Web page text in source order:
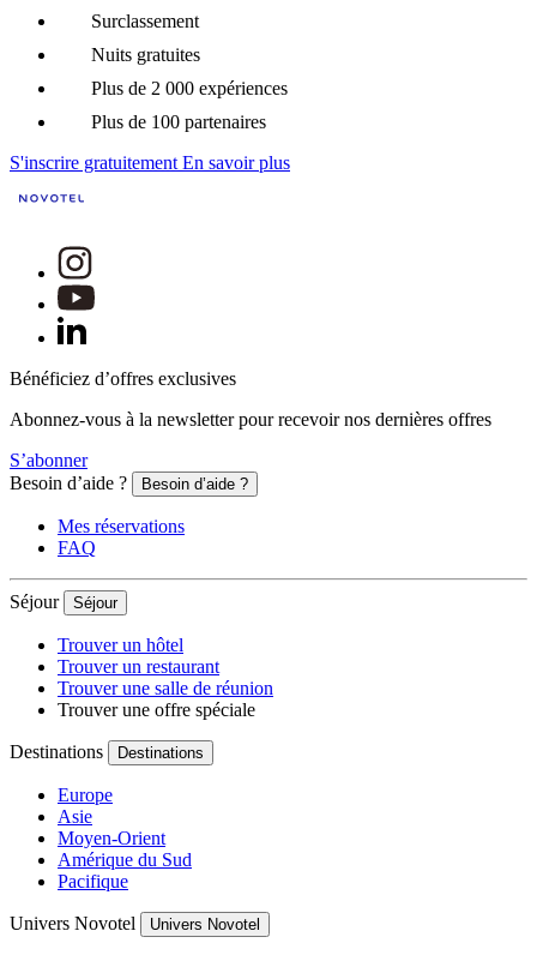
Surclassement
Nuits gratuites
Plus de 2 000 expériences
Plus de 100 partenaires
S'inscrire gratuitement En savoir plus
Bénéficiez d’offres exclusives
Abonnez-vous à la newsletter pour recevoir nos dernières offres
S’abonner
Besoin d’aide ?
Besoin d’aide ?
Mes réservations
FAQ
Séjour Séjour
Trouver un hôtel
Trouver un restaurant
Trouver une salle de réunion
Trouver une offre spéciale
Destinations Destinations
Europe
Asie
Moyen-Orient
Amérique du Sud
Pacifique
Univers Novotel Univers Novotel